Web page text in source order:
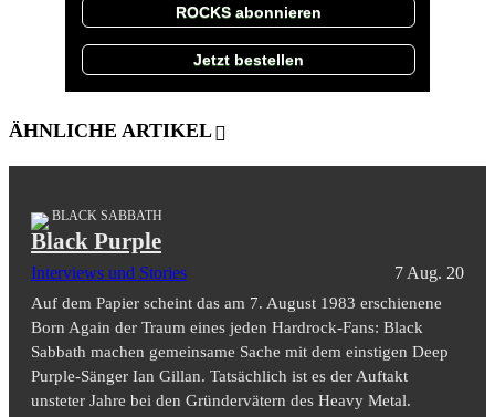
ROCKS abonnieren
Jetzt bestellen
ÄHNLICHE ARTIKEL
BLACK SABBATH
Black Purple
Interviews und Stories 7 Aug. 20
Auf dem Papier scheint das am 7. August 1983 erschienene
Born Again der Traum eines jeden Hardrock-Fans: Black
Sabbath machen gemeinsame Sache mit dem einstigen Deep
Purple-Sänger Ian Gillan. Tatsächlich ist es der Auftakt
unsteter Jahre bei den Gründervätern des Heavy Metal.